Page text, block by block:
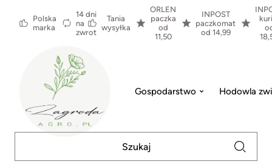
Polska
marka
14 dni
na
zwrot
Tania
wysyłka
ORLEN
paczka
od
11,50
INPOST
paczkomat
od 14,99
Gospodarstwo Hodowla